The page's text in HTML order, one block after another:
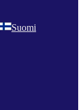
Suomi